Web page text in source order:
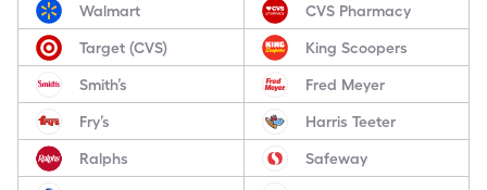
Walmart CVS Pharmacy
Target (CVS) King Scoopers
Smith’s Fred Meyer
Fry’s Harris Teeter
Ralphs Safeway